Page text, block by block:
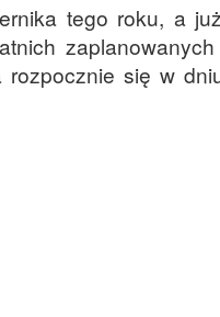
tego roku, a
się w